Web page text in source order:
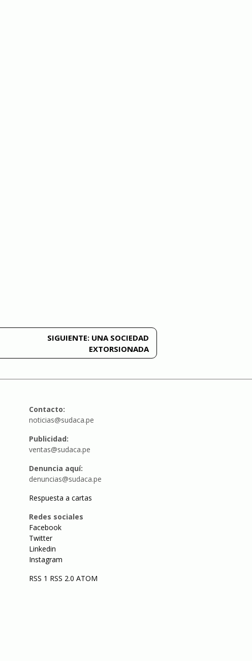
SIGUIENTE: UNA SOCIEDAD
EXTORSIONADA
Contacto:
noticias@sudaca.pe
Publicidad:
ventas@sudaca.pe
Denuncia aquí:
denuncias@sudaca.pe
Respuesta a cartas
Redes sociales
Facebook
Twitter
Linkedin
Instagram
RSS 1 RSS 2.0 ATOM